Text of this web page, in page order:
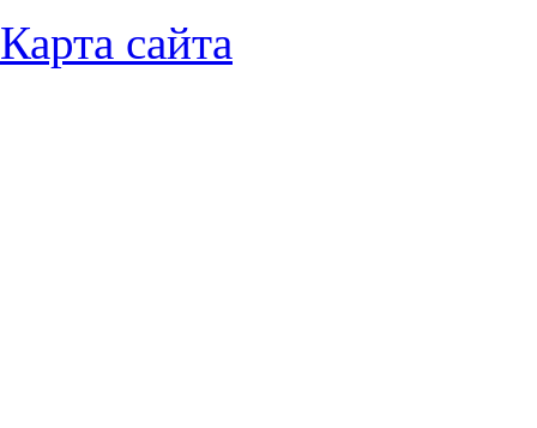
Карта сайта